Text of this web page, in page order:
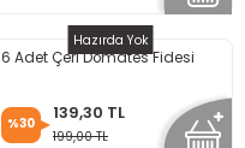
Hazırda Yok
6 Adet Çeri Domates Fidesi
%30
139,30 TL
199,00 TL